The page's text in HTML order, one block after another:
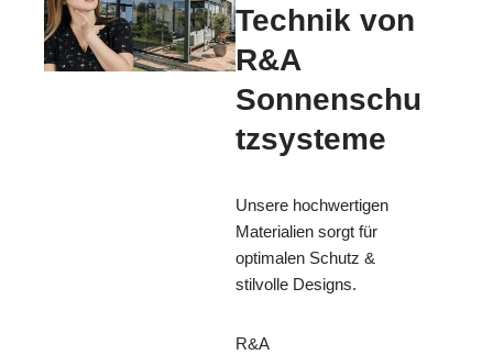
Technik von
R&A
Sonnenschu
tzsysteme
Unsere hochwertigen
Materialien sorgt für
optimalen Schutz &
stilvolle Designs.
R&A